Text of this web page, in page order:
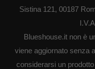
Sistina 121, 00187
Blueshouse.it non è
viene aggiornato senza
considerarsi un